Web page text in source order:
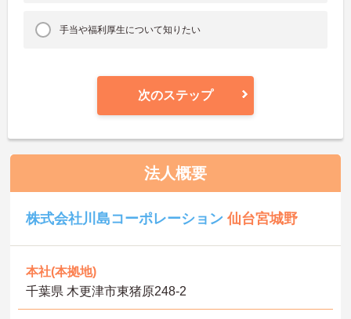
手当や福利厚生について知りたい
次のステップ
法人概要
株式会社川島コーポレーション仙台宮城野
本社(本拠地)
千葉県 木更津市東猪原248-2